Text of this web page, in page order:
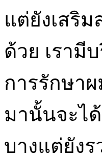
แต่ยังเสริ
ด้วย เรามี
การรักษา
มานั้นจะไ
บางแต่ยัง